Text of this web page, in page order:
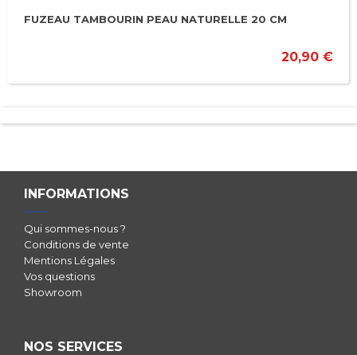
FUZEAU TAMBOURIN PEAU NATURELLE 20 CM
20,90 €
INFORMATIONS
Qui sommes-nous ?
Conditions de vente
Mentions Légales
Vos questions
Showroom
NOS SERVICES